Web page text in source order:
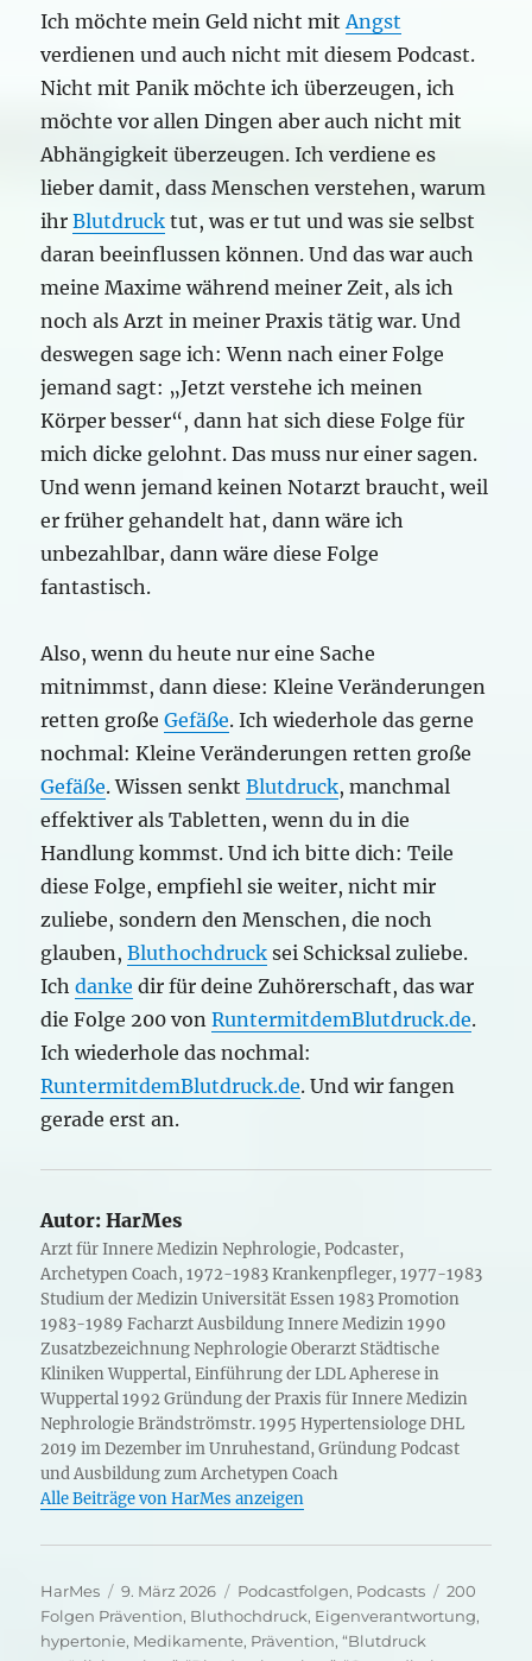
Ich möchte mein Geld nicht mit Angst
verdienen und auch nicht mit diesem Podcast.
Nicht mit Panik möchte ich überzeugen, ich
möchte vor allen Dingen aber auch nicht mit
Abhängigkeit überzeugen. Ich verdiene es
lieber damit, dass Menschen verstehen, warum
ihrBlutdruck tut, was er tut und was sie selbst
daran beeinflussen können. Und das war auch
meine Maxime während meiner Zeit, als ich
noch als Arzt in meiner Praxis tätig war. Und
deswegen sage ich: Wenn nach einer Folge
jemand sagt: „Jetzt verstehe ich meinen
Körper besser“, dann hat sich diese Folge für
mich dicke gelohnt. Das muss nur einer sagen.
Und wenn jemand keinen Notarzt braucht, weil
er früher gehandelt hat, dann wäre ich
unbezahlbar, dann wäre diese Folge
fantastisch.
Also, wenn du heute nur eine Sache
mitnimmst, dann diese: Kleine Veränderungen
retten großeGefäße. Ich wiederhole das gerne
nochmal: Kleine Veränderungen retten große
Gefäße. Wissen senktBlutdruck, manchmal
effektiver als Tabletten, wenn du in die
Handlung kommst. Und ich bitte dich: Teile
diese Folge, empfiehl sie weiter, nicht mir
zuliebe, sondern den Menschen, die noch
glauben,Bluthochdruck sei Schicksal zuliebe.
Ichdanke dir für deine Zuhörerschaft, das war
die Folge 200 vonRuntermitdemBlutdruck.de.
Ich wiederhole das nochmal:
RuntermitdemBlutdruck.de. Und wir fangen
gerade erst an.
Autor: HarMes
Arzt für Innere Medizin Nephrologie, Podcaster,
Archetypen Coach, 1972-1983 Krankenpfleger, 1977-1983
Studium der Medizin Universität Essen 1983 Promotion
1983-1989 Facharzt Ausbildung Innere Medizin 1990
Zusatzbezeichnung Nephrologie Oberarzt Städtische
Kliniken Wuppertal, Einführung der LDL Apherese in
Wuppertal 1992 Gründung der Praxis für Innere Medizin
Nephrologie Brändströmstr. 1995 Hypertensiologe DHL
2019 im Dezember im Unruhestand, Gründung Podcast
und Ausbildung zum Archetypen Coach
Alle Beiträge von HarMes anzeigen
Autor
HarMes
Veröffentlicht
am
9. März 2026 Kategorien
Podcastfolgen, Podcasts
200
Folgen Prävention, Bluthochdruck, Eigenverantwortung,
hypertonie, Medikamente, Prävention,“Blutdruck